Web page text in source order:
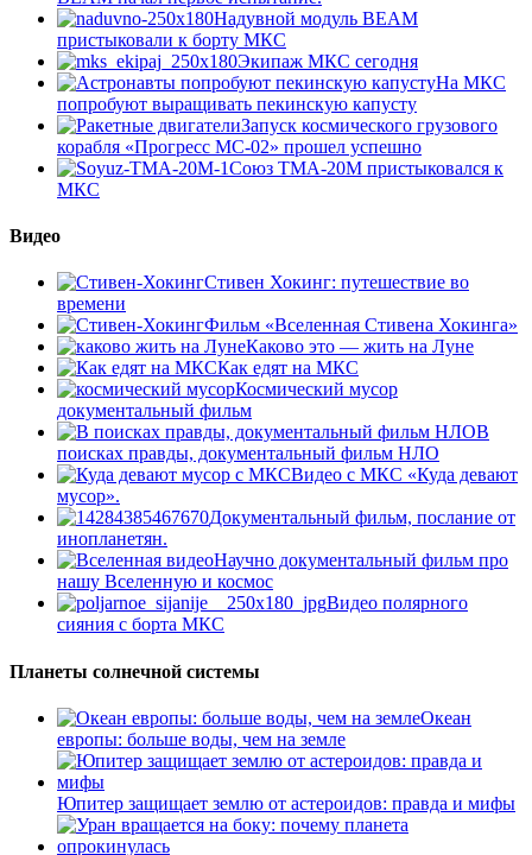
Надувной модуль BEAM
пристыковали к борту МКС
Экипаж МКС сегодня
На МКС
попробуют выращивать пекинскую капусту
Запуск космического грузового
корабля «Прогресс МС-02» прошел успешно
Союз ТМА-20М пристыковался к
МКС
Видео
Стивен Хокинг: путешествие во
времени
Фильм «Вселенная Стивена Хокинга»
Каково это — жить на Луне
Как едят на МКС
Космический мусор
документальный фильм
В
поисках правды, документальный фильм НЛО
Видео с МКС «Куда девают
мусор».
Документальный фильм, послание от
инопланетян.
Научно документальный фильм про
нашу Вселенную и космос
Видео полярного
сияния с борта МКС
Планеты солнечной системы
Океан
европы: больше воды, чем на земле
Юпитер защищает землю от астероидов: правда и мифы